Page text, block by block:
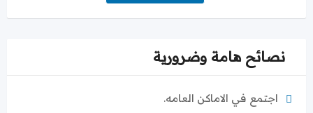
نصائح هامة وضرورية
اجتمع في الاماكن العامه.